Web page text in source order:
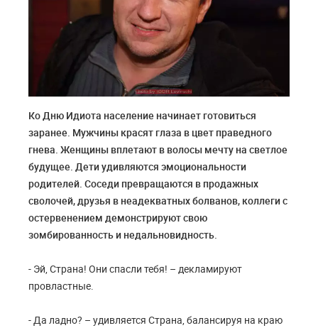
Ко Дню Идиота население начинает готовиться
заранее. Мужчины красят глаза в цвет праведного
гнева. Женщины вплетают в волосы мечту на светлое
будущее. Дети удивляются эмоциональности
родителей. Соседи превращаются в продажных
сволочей, друзья в неадекватных болванов, коллеги с
остервенением демонстрируют свою
зомбированность и недальновидность.
- Эй, Страна! Они спасли тебя! – декламируют
провластные.
- Да ладно? – удивляется Страна, балансируя на краю